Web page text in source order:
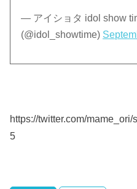
— アイショタ idol show
(@idol_showtime)
https://twitter.com/
5